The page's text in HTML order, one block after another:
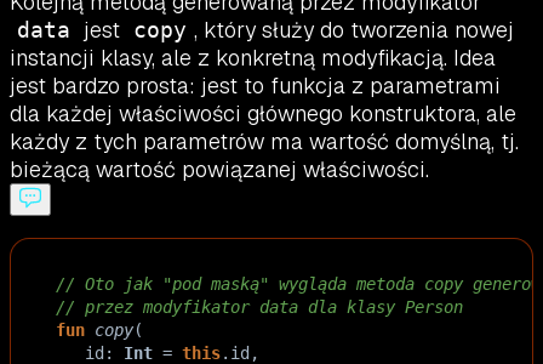
data jest copy , który służy do tworzenia nowej
instancji klasy, ale z konkretną modyfikacją. Idea
jest bardzo prosta: jest to funkcja z parametrami
dla każdej właściwości głównego konstruktora, ale
każdy z tych parametrów ma wartość domyślną, tj.
bieżącą wartość powiązanej właściwości.
// Oto jak "pod maską" wygląda metoda copy
// przez modyfikator data dla klasy Person
fun copy(
id: Int = this. id,